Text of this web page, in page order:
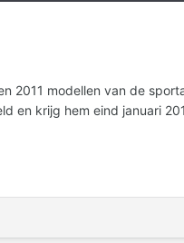
2011 modellen van de
en krijg hem eind januari